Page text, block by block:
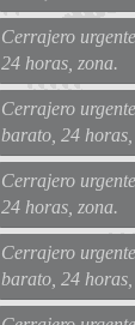
Cerrajero
24 horas, zona.
Cerrajero
barato, 24 horas,
Cerrajero
24 horas, zona.
Cerrajero
barato, 24 horas,